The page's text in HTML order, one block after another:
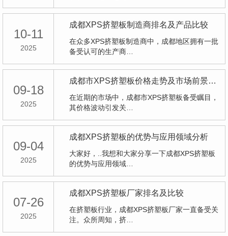
10-11
2025
成都XPS挤塑板制造商排名及产品比较
在众多XPS挤塑板制造商中，成都地区拥有一批
备受认可的生产商…
09-18
2025
成都市XPS挤塑板价格走势及市场前景展望
在近期的市场中，成都市XPS挤塑板备受瞩目，
其价格波动引发关…
09-04
2025
成都XPS挤塑板的优势与应用领域分析
大家好，..我想和大家分享一下成都XPS挤塑板
的优势与应用领域…
07-26
2025
成都XPS挤塑板厂家排名及比较
在挤塑板行业，成都XPS挤塑板厂家一直备受关
注。众所周知，挤…